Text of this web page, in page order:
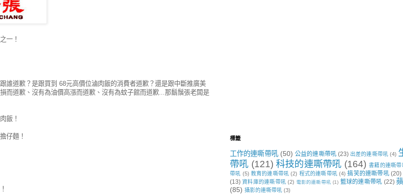
一！
誰道歉？是跟買到 68元高價位滷肉飯的消費者道歉？還是跟中斷推廣美
而道歉、沒有為油價高漲而道歉、沒有為蚊子館而道歉...那鬍鬚張老闆是
飯！
仔麵！ 標籤
工作的連嘶帶吼 (50) 公益的連嘶帶吼 (23) 出差的連嘶帶吼 (4)
帶吼 (121) 科技的連嘶帶吼 (164) 書籍的連嘶帶
帶吼 (5) 教育的連嘶帶吼 (2) 程式的連嘶帶吼 (4) 搞笑的連嘶帶吼 (20)
(13) 資料庫的連嘶帶吼 (2) 電影的連嘶帶吼 (1) 籃球的連嘶帶吼 (22)
(85) 攝影的連嘶帶吼 (3)